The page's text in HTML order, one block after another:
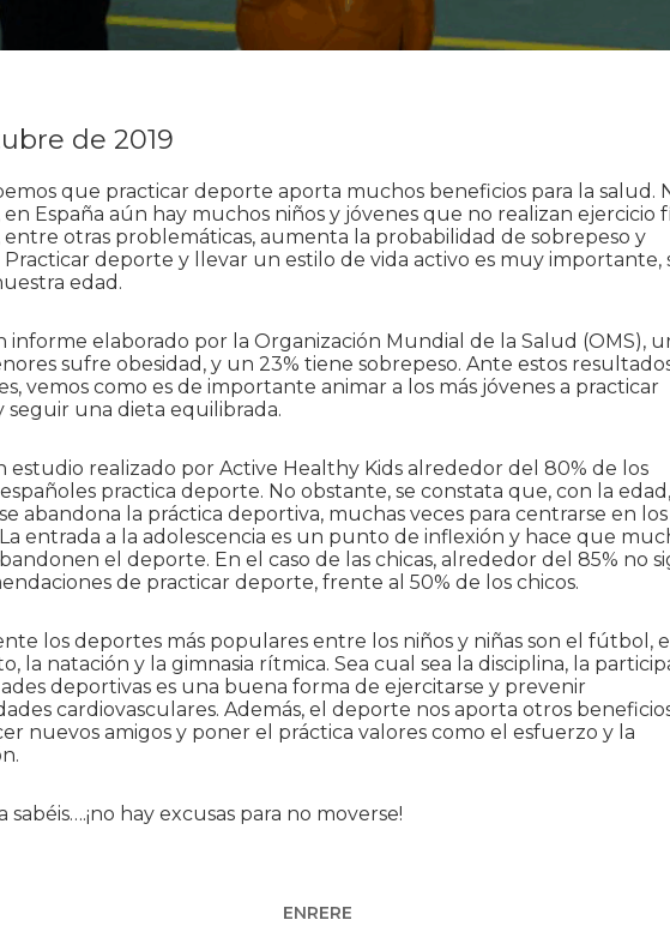
de 2019
que practicar deporte aporta muchos beneficios para la salud.
España aún hay muchos niños y jóvenes que no realizan ejercicio
otras problemáticas, aumenta la probabilidad de sobrepeso y
Practicar deporte y llevar un estilo de vida activo es muy importante,
edad.
informe elaborado por la Organización Mundial de la Salud (OMS),
sufre obesidad, y un 23% tiene sobrepeso. Ante estos
vemos como es de importante animar a los más jóvenes a practicar
seguir una dieta equilibrada.
estudio realizado por Active Healthy Kids alrededor del 80% de los
practica deporte. No obstante, se constata que, con la
abandona la práctica deportiva, muchas veces para centrarse en los
entrada a la adolescencia es un punto de inflexión y hace que
el deporte. En el caso de las chicas, alrededor del 85% no
de practicar deporte, frente al 50% de los chicos.
los deportes más populares entre los niños y niñas son el fútbol, el
la natación y la gimnasia rítmica. Sea cual sea la disciplina, la
deportivas es una buena forma de ejercitarse y prevenir
cardiovasculares. Además, el deporte nos aporta otros
nuevos amigos y poner el práctica valores como el esfuerzo y la
sabéis….¡no hay excusas para no moverse!
ENRERE